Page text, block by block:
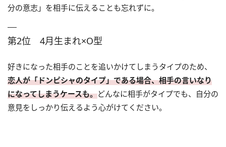
分の意志」を相手に伝えることも忘れずに。
第2位 4月生まれ×O型
好きになった相手のことを追いかけてしまうタイプのため、
恋人が「ドンピシャのタイプ」である場合、相手の言いなり
になってしまうケースも。どんなに相手がタイプでも、自分の
意見をしっかり伝えるよう心がけてください。